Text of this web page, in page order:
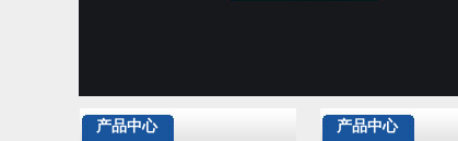
产品中心 产品中心